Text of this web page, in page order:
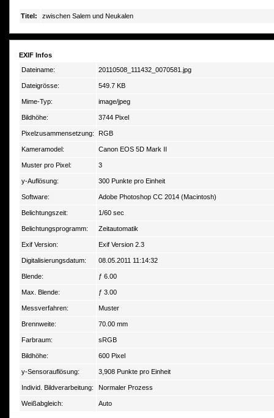
Titel: zwischen Salem und Neukalen
EXIF Infos
Dateiname:
20110508_111432_0070581.jpg
Dateigrösse: 549.7 KB
Mime-Typ: image/jpeg
Bildhöhe: 3744 Pixel
Pixelzusammensetzung: RGB
Kameramodel: Canon EOS 5D Mark II
Muster pro Pixel: 3
y-Auflösung: 300 Punkte pro Einheit
Software: Adobe Photoshop CC 2014 (Macintosh)
Belichtungszeit: 1/60 sec
Belichtungsprogramm: Zeitautomatik
Exif Version: Exif Version 2.3
Digitalisierungsdatum: 08.05.2011 11:14:32
Blende: ƒ 6.00
Max. Blende: ƒ 3.00
Messverfahren: Muster
Brennweite: 70.00 mm
Farbraum: sRGB
Bildhöhe: 600 Pixel
y-Sensorauflösung: 3,908 Punkte pro Einheit
Individ. Bildverarbeitung: Normaler Prozess
Weißabgleich: Auto